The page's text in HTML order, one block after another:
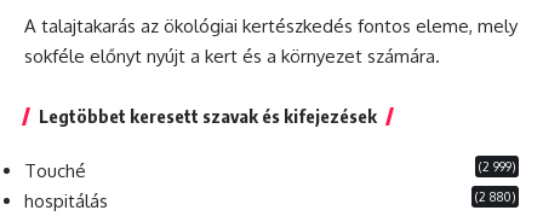
A talajtakarás az ökológiai kertészkedés fontos eleme, mely
sokféle előnyt nyújt a kert és a környezet számára.
Legtöbbet keresett szavak és kifejezések
Touché (2 999)
hospitálás (2 880)